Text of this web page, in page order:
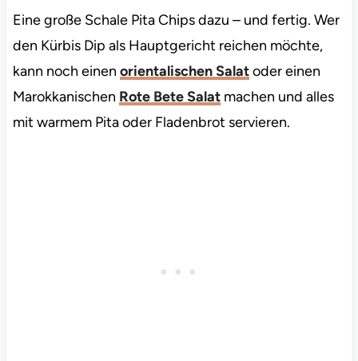
Eine große Schale Pita Chips dazu – und fertig. Wer
den Kürbis Dip als Hauptgericht reichen möchte,
kann noch einen orientalischen Salatoder einen
Marokkanischen Rote Bete Salatmachen und alles
mit warmem Pita oder Fladenbrot servieren.